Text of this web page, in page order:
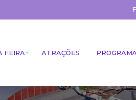
FEIRA ATRAÇÕES